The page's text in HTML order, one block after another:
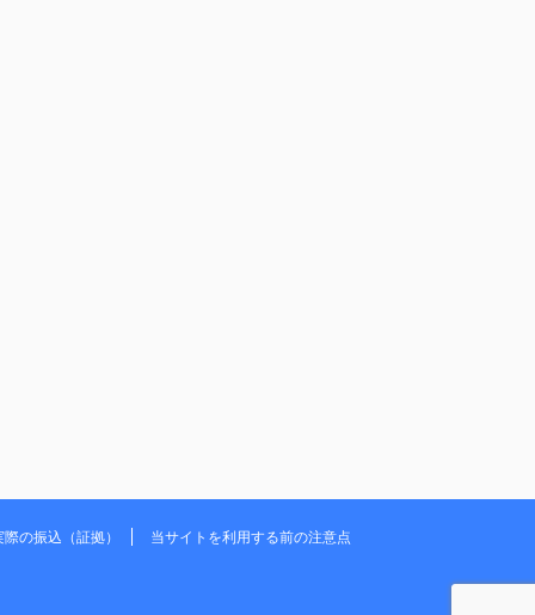
際の振込（証拠） 当サイトを利用する前の注意点